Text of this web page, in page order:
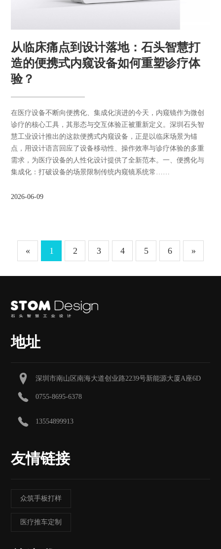
从临床痛点到设计落地：石头智慧打
造的便携式内窥设备如何重塑诊疗体
验？
在医疗设备不断向便携化、集成化演进的今天，内窥镜作为微创
诊疗的核心工具，其形态与交互体验正被重新定义。深圳石头智
慧工业设计推出的这款便携式内窥设备，正是以临床场景为锚
点，用设计语言回应了设备移动性、操作效率与诊疗体验的多重
需求，为医疗设备的人性化设计提供了全新范本。一、便携化与
集成化：打破设备的场景限制传统内窥镜系统常……
2026-06-09
« 1 2 3 4 5 6 »
地址
深圳市南山区南海大道创业路2239号新能源大厦A座6D
0755-8695-6378
13554899913
友情链接
众筑手板打样
医疗推车定制